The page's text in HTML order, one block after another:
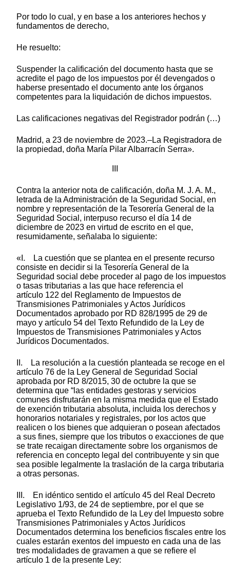
Por todo lo cual, y en base a los anteriores hechos y
fundamentos de derecho,
He resuelto:
Suspender la calificación del documento hasta que se
acredite el pago de los impuestos por él devengados o
haberse presentado el documento ante los órganos
competentes para la liquidación de dichos impuestos.
Las calificaciones negativas del Registrador podrán (…)
Madrid, a 23 de noviembre de 2023.–La Registradora de
la propiedad, doña María Pilar Albarracín Serra».
Contra la anterior nota de calificación, doña M. J. A. M.,
letrada de la Administración de la Seguridad Social, en
nombre y representación de la Tesorería General de la
Seguridad Social, interpuso recurso el día 14 de
diciembre de 2023 en virtud de escrito en el que,
resumidamente, señalaba lo siguiente:
«I. La cuestión que se plantea en el presente recurso
consiste en decidir si la Tesorería General de la
Seguridad social debe proceder al pago de los impuestos
o tasas tributarias a las que hace referencia el
artículo 122 del Reglamento de Impuestos de
Transmisiones Patrimoniales y Actos Jurídicos
Documentados aprobado por RD 828/1995 de 29 de
mayo y artículo 54 del Texto Refundido de la Ley de
Impuestos de Transmisiones Patrimoniales y Actos
Jurídicos Documentados.
II. La resolución a la cuestión planteada se recoge en el
artículo 76 de la Ley General de Seguridad Social
aprobada por RD 8/2015, 30 de octubre la que se
determina que “las entidades gestoras y servicios
comunes disfrutarán en la misma medida que el Estado
de exención tributaria absoluta, incluida los derechos y
honorarios notariales y registrales, por los actos que
realicen o los bienes que adquieran o posean afectados
a sus fines, siempre que los tributos o exacciones de que
se trate recaigan directamente sobre los organismos de
referencia en concepto legal del contribuyente y sin que
sea posible legalmente la traslación de la carga tributaria
a otras personas.
III. En idéntico sentido el artículo 45 del Real Decreto
Legislativo 1/93, de 24 de septiembre, por el que se
aprueba el Texto Refundido de la Ley del Impuesto sobre
Transmisiones Patrimoniales y Actos Jurídicos
Documentados determina los beneficios fiscales entre los
cuales estarán exentos del impuesto en cada una de las
tres modalidades de gravamen a que se refiere el
artículo 1 de la presente Ley: